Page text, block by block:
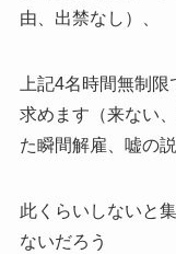
由、出禁なし）、
上記4名時間無制限
求めます（来ない
た瞬間解雇、嘘の
此くらいしないと
ないだろう